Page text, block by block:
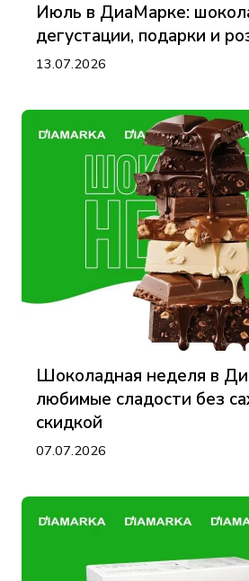
Июль в ДиаМарке:
дегустации, подарки и
13.07.2026
Шоколадная неделя в
любимые сладости без
скидкой
07.07.2026